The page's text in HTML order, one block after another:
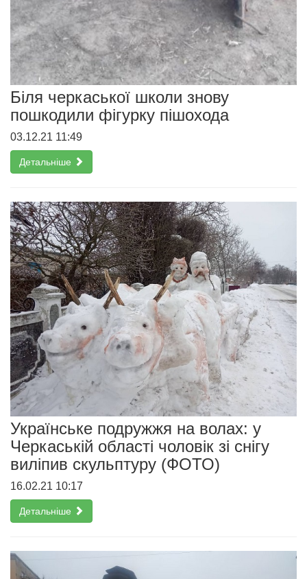
Біля черкаської школи знову
пошкодили фігурку пішохода
03.12.21 11:49
Детальніше
Українське подружжя на волах: у
Черкаській області чоловік зі снігу
виліпив скульптуру (ФОТО)
16.02.21 10:17
Детальніше